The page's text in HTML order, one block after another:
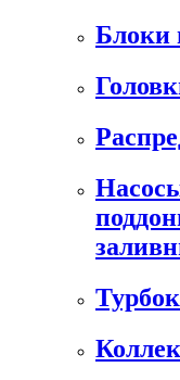
Блоки